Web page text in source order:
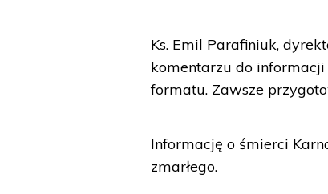
Ks. Emil Parafiniuk,
komentarzu do
formatu. Zawsze
Informację o śmierci
zmarłego.